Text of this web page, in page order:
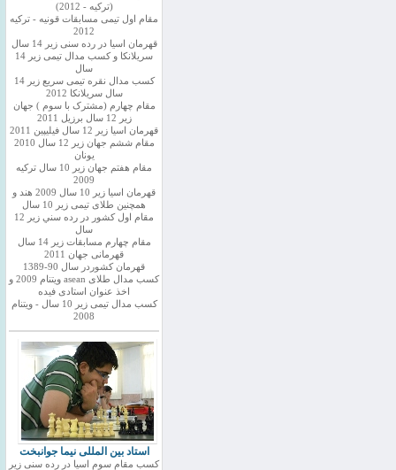
(تركيه - 2012)
مقام اول تیمی مسابقات قونیه - ترکیه
2012
قهرمان اسیا در رده سنی زیر 14 سال
سريلانكا و کسب مدال تیمی زیر 14
سال
کسب مدال نقره تیمی سریع زیر 14
سال سریلانکا 2012
مقام چهارم (مشترک با سوم ) جهان
زیر 12 سال برزیل 2011
قهرمان اسيا زير 12 سال فیلیپین 2011
مقام ششم جهان زیر 12 سال 2010
یونان
مقام هفتم جهان زیر 10 سال ترکیه
2009
قهرمان اسيا زیر 10 سال 2009 هند و
همچنین طلای تیمی زیر 10 سال
مقام اول كشور در رده سني زير 12
سال
مقام چهارم مسابقات زیر 14 سال
قهرمانی جهان 2011
قهرمان کشوردر سال 90-1389
کسب مدال طلای asean ویتنام 2009 و
اخذ عنوان استادی فیده
کسب مدال تیمی زیر 10 سال - ویتنام
2008
استاد بین المللی نیما جوانبخت
کسب مقام سوم اسیا در رده سنی زیر